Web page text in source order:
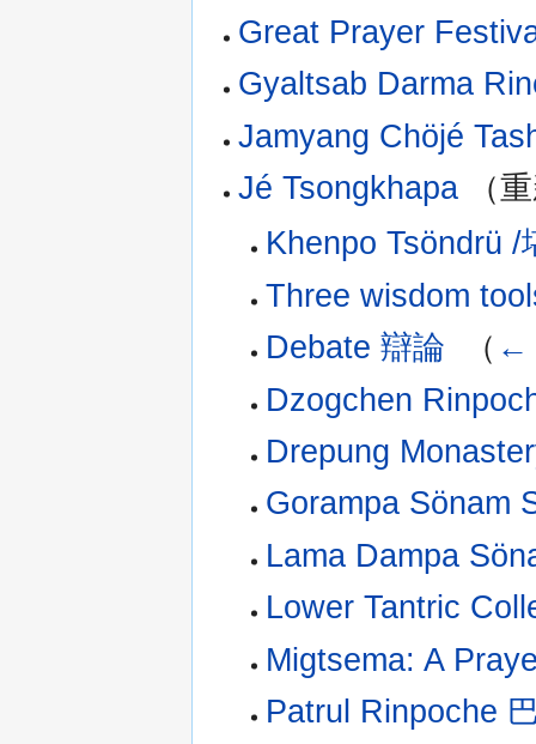
Great Prayer
Gyaltsab Darma
Jamyang Chöjé
Jé Tsongkhapa （
Khenpo Tsöndrü /
Three wisdom
Debate 辯論
（ ←
Dzogchen
Drepung
Gorampa Sönam
Lama Dampa
Lower Tantric
Migtsema: A
Patrul Rinpoche